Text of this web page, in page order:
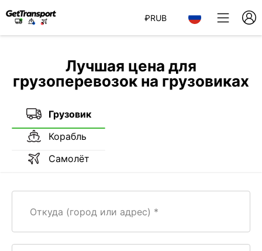
₽RUB
Лучшая цена для
грузоперевозок на грузовиках
Грузовик
Корабль
Самолёт
Откуда (город или адрес)